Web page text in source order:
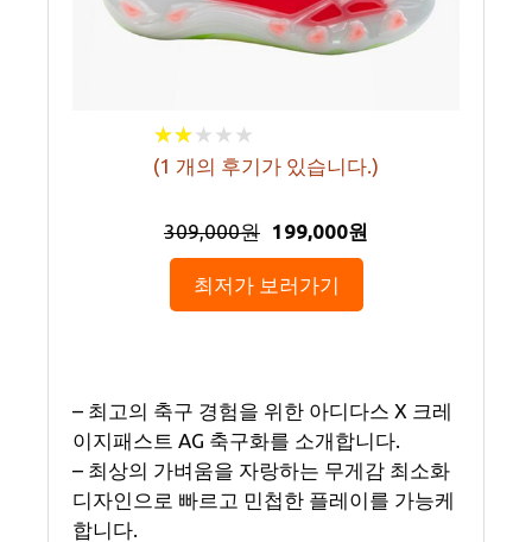
★★★ ★ ★
★★★ ★ ★
(1 개의 후기가 있습니다.)
309,000원 199,000원
최저가 보러가기
– 최고의 축구 경험을 위한 아디다스 X 크레
이지패스트 AG 축구화를 소개합니다.
– 최상의 가벼움을 자랑하는 무게감 최소화
디자인으로 빠르고 민첩한 플레이를 가능케
합니다.